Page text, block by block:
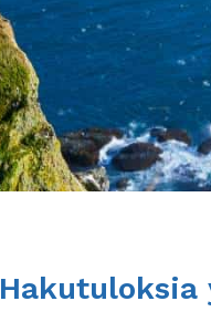
Hakutuloksia